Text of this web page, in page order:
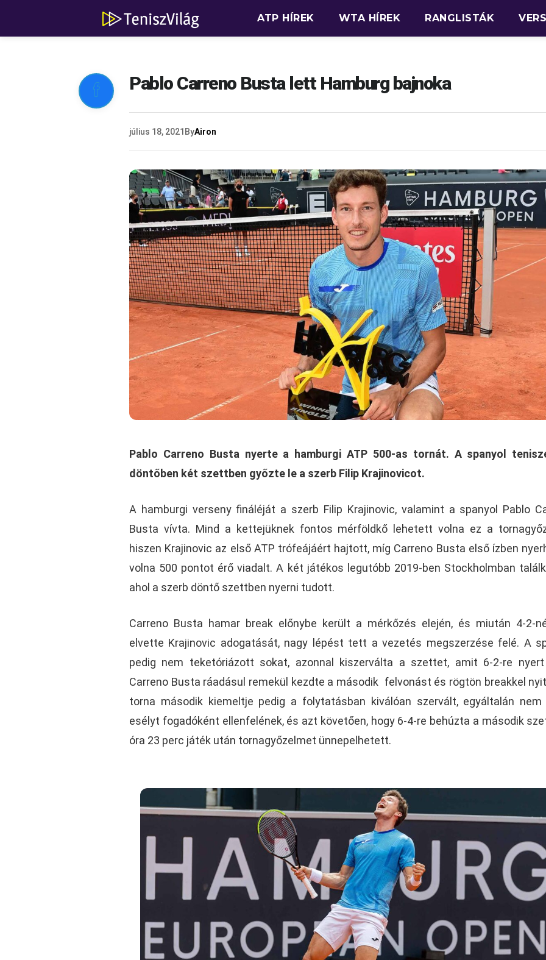
ATP HÍREK WTA HÍREK RANGLISTÁK
 Pablo Carreno Busta lett Hamburg bajnoka
július 18, 2021 ByAiron
Pablo Carreno Busta nyerte a hamburgi ATP 500-as tornát. A spanyol
döntőben két szettben győzte le a szerb Filip Krajinovicot.
A hamburgi verseny fináléját a szerb Filip Krajinovic, valamint a spanyol Pablo
Busta vívta. Mind a kettejüknek fontos mérföldkő lehetett volna ez a
hiszen Krajinovic az első ATP trófeájáért hajtott, míg Carreno Busta első ízben
volna 500 pontot érő viadalt. A két játékos legutóbb 2019-ben Stockholmban
ahol a szerb döntő szettben nyerni tudott.
Carreno Busta hamar break előnybe került a mérkőzés elején, és miután 4-2-
elvette Krajinovic adogatását, nagy lépést tett a vezetés megszerzése felé. A
pedig nem teketóriázott sokat, azonnal kiszerválta a szettet, amit 6-2-re nyert
Carreno Busta ráadásul remekül kezdte a második felvonást és rögtön breakkel
torna második kiemeltje pedig a folytatásban kiválóan szervált, egyáltalán
esélyt fogadóként ellenfelének, és azt követően, hogy 6-4-re behúzta a második
óra 23 perc játék után tornagyőzelmet ünnepelhetett.